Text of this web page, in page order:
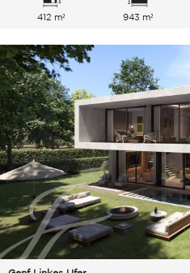
412 m² 943 m²